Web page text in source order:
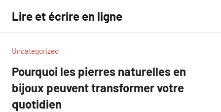
contenu
Lire et écrire en ligne
Uncategorized
Pourquoi les pierres naturelles en
bijoux peuvent transformer votre
quotidien